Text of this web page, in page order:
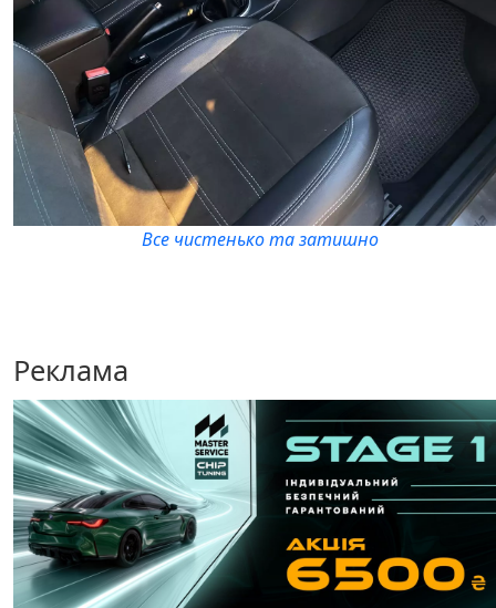
Все чистенько та затишно
Реклама